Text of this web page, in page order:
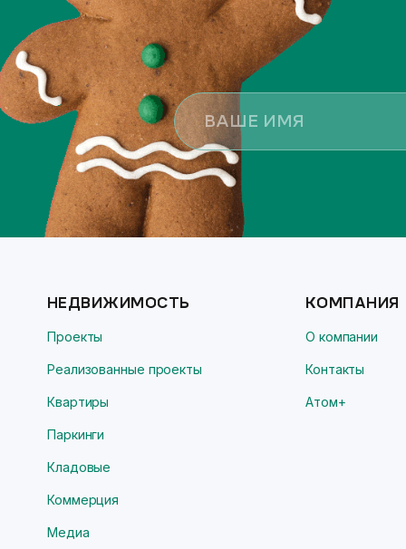
НЕДВИЖИМОСТЬ
Проекты
Реализованные проекты
Квартиры
Паркинги
Кладовые
Коммерция
Медиа
КОМПАНИЯ
О компании
Контакты
Атом+